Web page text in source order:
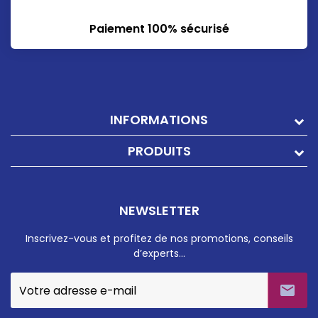
Paiement 100% sécurisé
INFORMATIONS
PRODUITS
NEWSLETTER
Inscrivez-vous et profitez de nos promotions, conseils
d’experts…
